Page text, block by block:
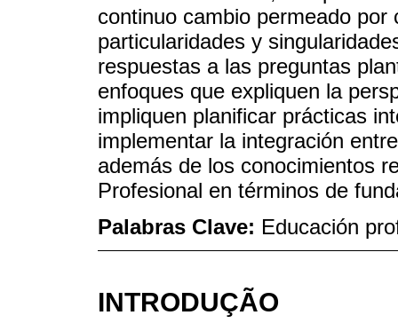
continuo cambio permeado
particularidades y
respuestas a las preguntas
enfoques que expliquen la
impliquen planificar prácticas
implementar la integración
además de los conocimientos
Profesional en términos de
Palabras Clave: Educación
INTRODUÇÃO